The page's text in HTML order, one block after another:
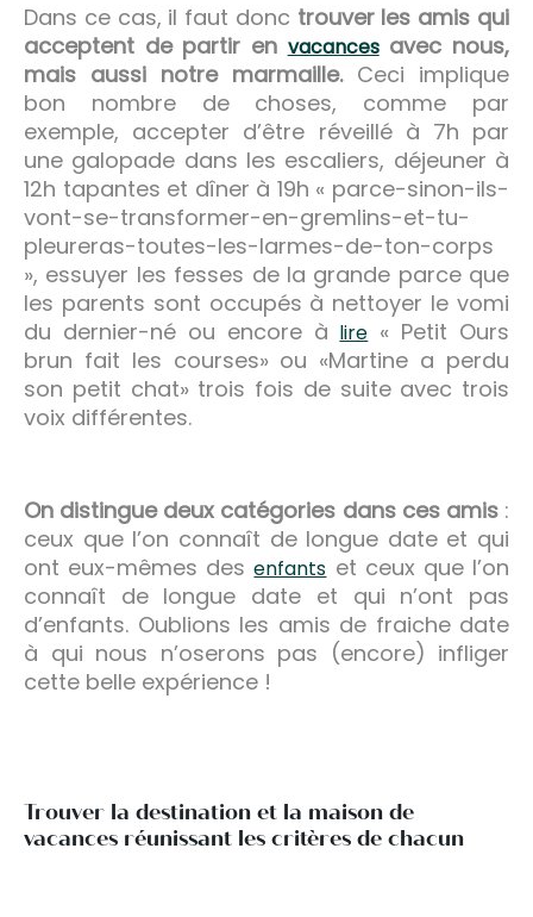
Dans ce cas, il faut donc trouver les amis qui
acceptent de partir en vacancesavec nous,
mais aussi notre marmaille.Ceci implique
bon nombre de choses, comme par
exemple, accepter d’être réveillé à 7h par
une galopade dans les escaliers, déjeuner à
12h tapantes et dîner à 19h « parce-sinon-ils-
vont-se-transformer-en-gremlins-et-tu-
pleureras-toutes-les-larmes-de-ton-corps
», essuyer les fesses de la grande parce que
les parents sont occupés à nettoyer le vomi
du dernier-né ou encore à lire « Petit Ours
brun fait les courses» ou «Martine a perdu
son petit chat» trois fois de suite avec trois
voix différentes.
On distingue deux catégories dans ces amis:
ceux que l’on connaît de longue date et qui
ont eux-mêmes desenfants et ceux que l’on
connaît de longue date et qui n’ont pas
d’enfants. Oublions les amis de fraiche date
à qui nous n’oserons pas (encore) infliger
cette belle expérience !
Trouver la destination et la maison de
vacances réunissant les critères de chacun